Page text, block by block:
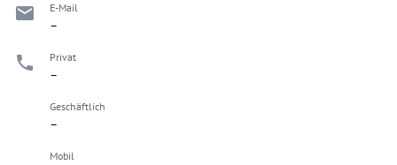
E-Mail
–
Privat
–
Geschäftlich
–
Mobil